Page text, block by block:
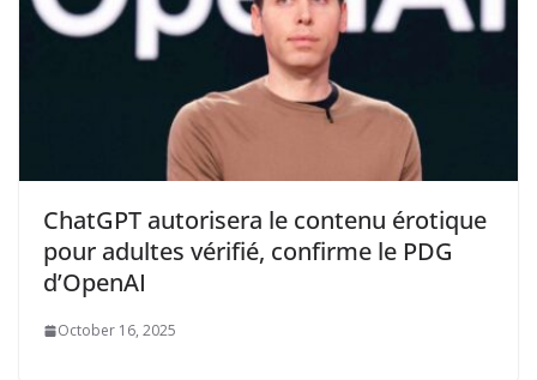
ChatGPT autorisera le contenu érotique
pour adultes vérifié, confirme le PDG
d’OpenAI
October 16, 2025